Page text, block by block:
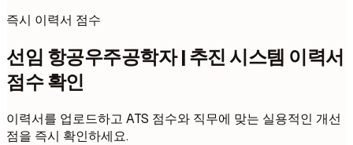
즉시 이력서 점수
선임 항공우주공학자 | 추진 시스템 이력서
점수 확인
이력서를 업로드하고 ATS 점수와 직무에 맞는 실용적인 개선
점을 즉시 확인하세요.